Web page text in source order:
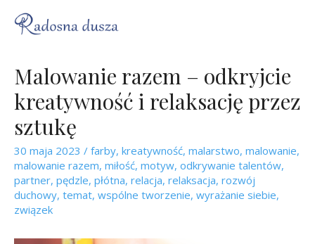
Malowanie razem – odkryjcie
kreatywność i relaksację przez
sztukę
30 maja 2023 / farby, kreatywność, malarstwo, malowanie,
malowanie razem, miłość, motyw, odkrywanie talentów,
partner, pędzle, płótna, relacja, relaksacja, rozwój
duchowy, temat, wspólne tworzenie, wyrażanie siebie,
związek